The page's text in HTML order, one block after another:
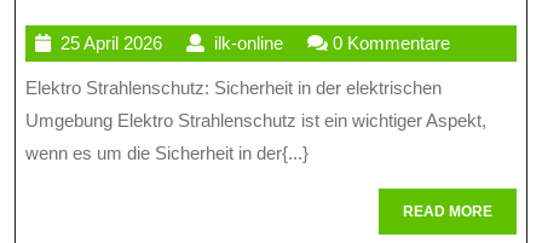
Elektro
Strahlenschutz:
Maßnahmen
25 April 202625
April
2026
ilk-onlineilk-
online
0 Kommentare
Elektro Strahlenschutz: Sicherheit in der elektrischen
Umgebung Elektro Strahlenschutz ist ein wichtiger Aspekt,
wenn es um die Sicherheit in der{...}
READ MOREREAD
MORE